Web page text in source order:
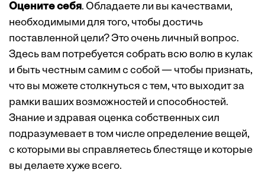
Оцените себя. Обладаете ли вы качествами,
необходимыми для того, чтобы достичь
поставленной цели? Это очень личный вопрос.
Здесь вам потребуется собрать всю волю в кулак
и быть честным самим с собой — чтобы признать,
что вы можете столкнуться с тем, что выходит за
рамки ваших возможностей и способностей.
Знание и здравая оценка собственных сил
подразумевает в том числе определение вещей,
с которыми вы справляетесь блестяще и которые
вы делаете хуже всего.